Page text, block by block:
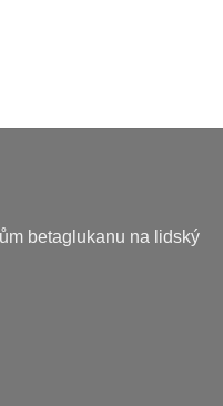
betaglukanu na lidský